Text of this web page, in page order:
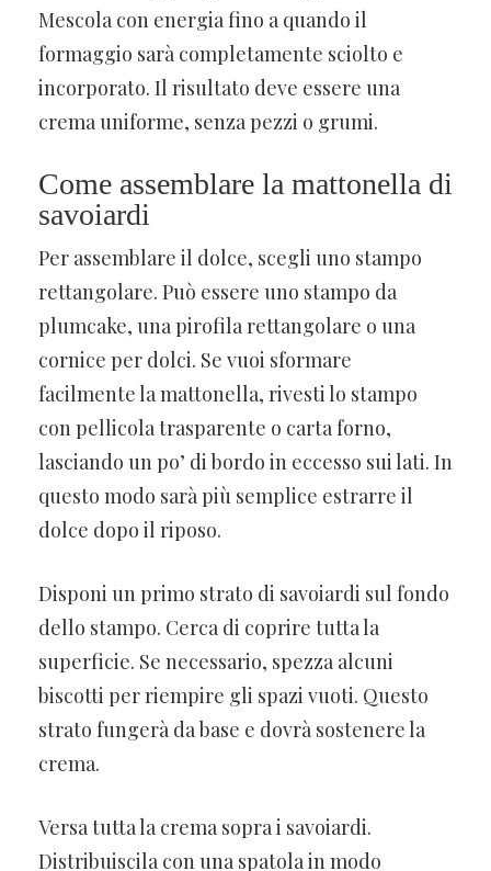
Mescola con energia fino a quando il
formaggio sarà completamente sciolto e
incorporato. Il risultato deve essere una
crema uniforme, senza pezzi o grumi.
Come assemblare la mattonella di
savoiardi
Per assemblare il dolce, scegli uno stampo
rettangolare. Può essere uno stampo da
plumcake, una pirofila rettangolare o una
cornice per dolci. Se vuoi sformare
facilmente la mattonella, rivesti lo stampo
con pellicola trasparente o carta forno,
lasciando un po’ di bordo in eccesso sui lati. In
questo modo sarà più semplice estrarre il
dolce dopo il riposo.
Disponi un primo strato di savoiardi sul fondo
dello stampo. Cerca di coprire tutta la
superficie. Se necessario, spezza alcuni
biscotti per riempire gli spazi vuoti. Questo
strato fungerà da base e dovrà sostenere la
crema.
Versa tutta la crema sopra i savoiardi.
Distribuiscila con una spatola in modo